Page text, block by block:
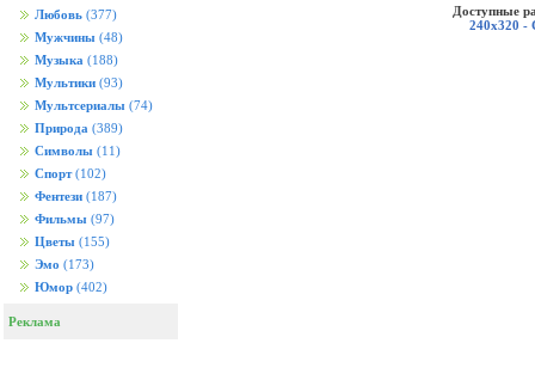
Любовь (377)
Мужчины (48)
Музыка (188)
Мультики (93)
Мультсериалы (74)
Природа (389)
Символы (11)
Спорт (102)
Фентези (187)
Фильмы (97)
Цветы (155)
Эмо (173)
Юмор (402)
Реклама
Доступные
240x320 -